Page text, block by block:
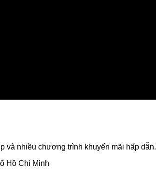
và nhiều chương trình khuyến mãi hấp dẫn.
Hồ Chí Minh